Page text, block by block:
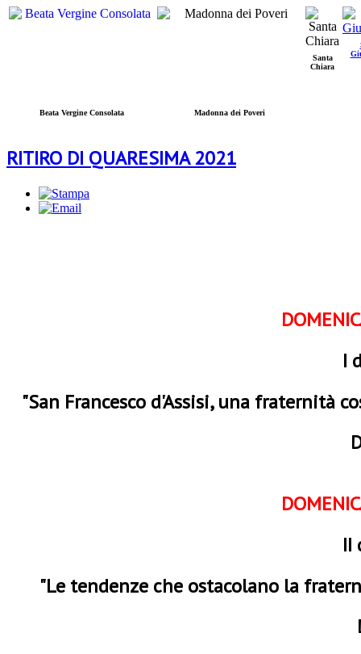
Beata Vergine Consolata Madonna dei Poveri
Santa
Chiara
RITIRO DI QUARESIMA 2021
I
"San Francesco d'Assisi, una fraternità
II
"Le tendenze che ostacolano la